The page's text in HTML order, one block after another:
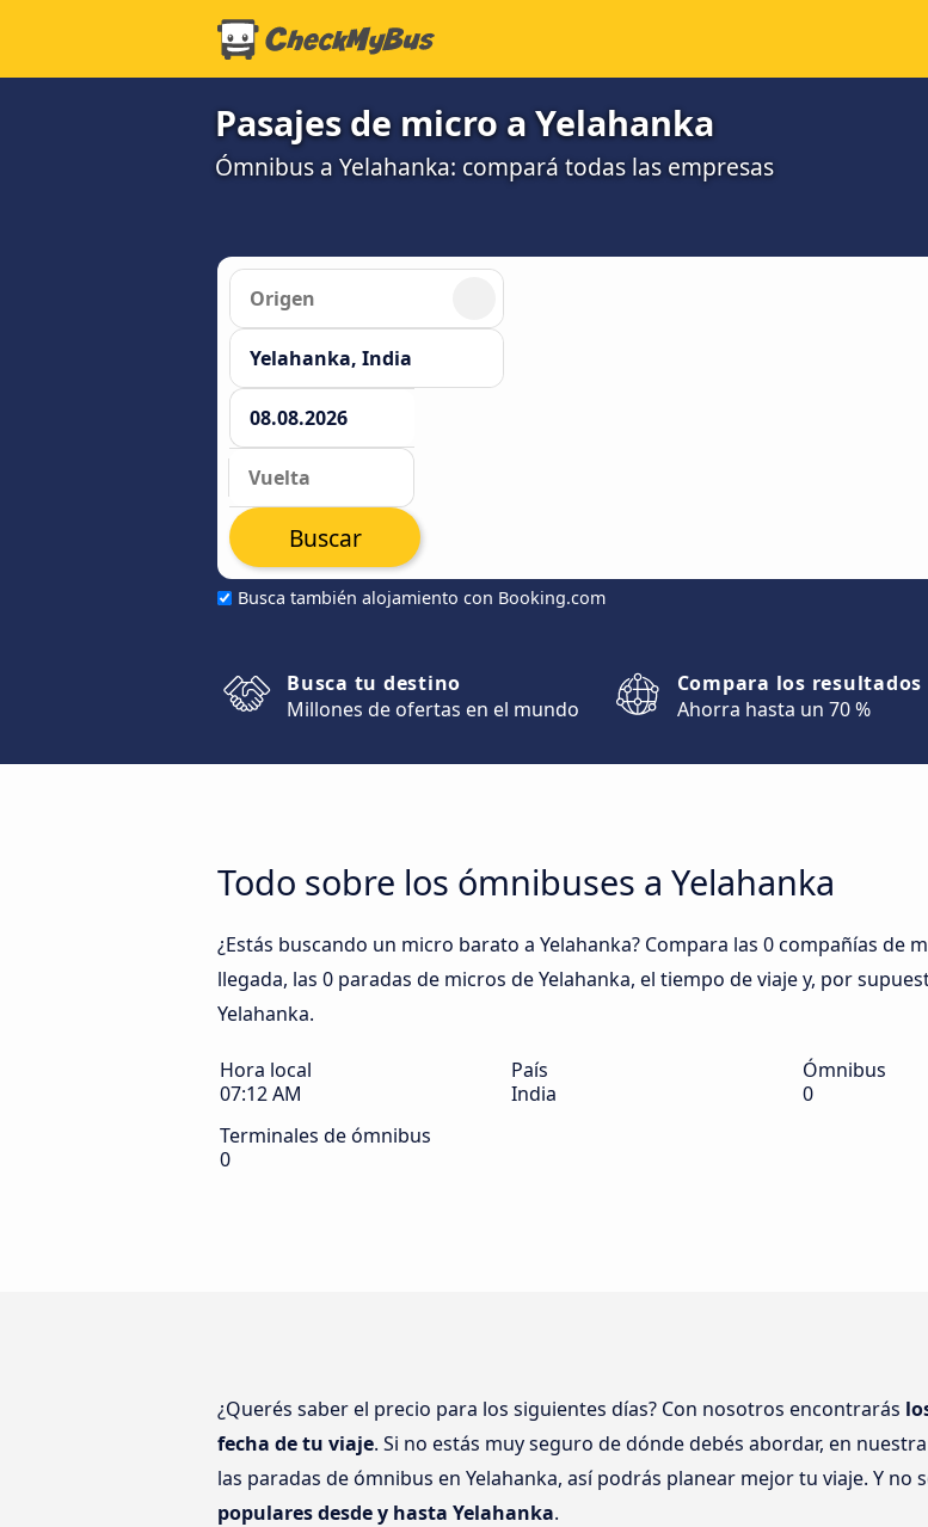
Pasajes de micro a Yelahanka
Ómnibus a Yelahanka: compará todas las empresas
Busca también alojamiento con Booking.com
Buscar
Busca tu destino
Millones de ofertas en el mundo
Compara los resultados
Ahorra hasta un 70 %
Todo sobre los ómnibuses a Yelahanka
¿Estás buscando un micro barato a Yelahanka? Compara las 0 compañías de
llegada, las 0 paradas de micros de Yelahanka, el tiempo de viaje y, por
Yelahanka.
Hora local
07:12 AM
País
India
Ómnibus
0
Terminales de ómnibus
0
¿Querés saber el precio para los siguientes días? Con nosotros encontrarás
fecha de tu viaje. Si no estás muy seguro de dónde debés abordar, en
las paradas de ómnibus en Yelahanka, así podrás planear mejor tu viaje. Y
populares desde y hasta Yelahanka.